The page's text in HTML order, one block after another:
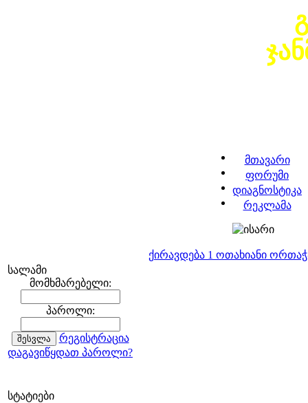
მთავარი
ფორუმი
დიაგნოსტიკა
რეკლამა
ქირავდება 1 ოთახიანი
სალამი
მომხმარებელი:
პაროლი:
რეგისტრაცია
დაგავიწყდათ პაროლი?
სტატიები